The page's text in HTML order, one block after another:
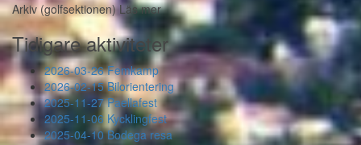
Arkiv (golfsektionen) Läs mer
Tidigare aktiviteter
2026-03-26 Femkamp
2026-02-15 Bilorientering
2025-11-27 Paellafest
2025-11-06 Kycklingfest
2025-04-10 Bodega resa